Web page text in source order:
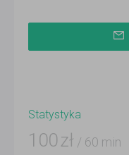
Statystyka
100 zł / 60 min